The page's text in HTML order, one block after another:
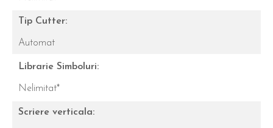
Tip Cutter:
Automat
Librarie Simboluri:
Nelimitat*
Scriere verticala: